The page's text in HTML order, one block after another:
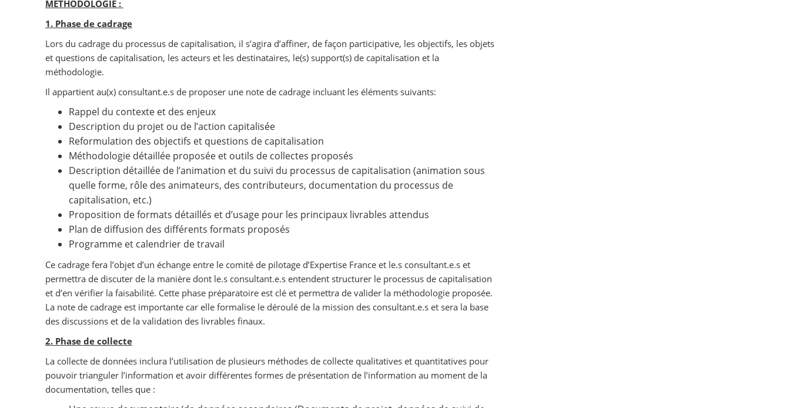
METHODOLOGIE :
1. Phase de cadrage
Lors du cadrage du processus de capitalisation, il s’agira d’affiner, de façon participative, les objectifs, les objets
et questions de capitalisation, les acteurs et les destinataires, le(s) support(s) de capitalisation et la
méthodologie.
Il appartient au(x) consultant.e.s de proposer une note de cadrage incluant les éléments suivants:
Rappel du contexte et des enjeux
Description du projet ou de l’action capitalisée
Reformulation des objectifs et questions de capitalisation
Méthodologie détaillée proposée et outils de collectes proposés
Description détaillée de l’animation et du suivi du processus de capitalisation (animation sous
quelle forme, rôle des animateurs, des contributeurs, documentation du processus de
capitalisation, etc.)
Proposition de formats détaillés et d’usage pour les principaux livrables attendus
Plan de diffusion des différents formats proposés
Programme et calendrier de travail
Ce cadrage fera l’objet d’un échange entre le comité de pilotage d’Expertise France et le.s consultant.e.s et
permettra de discuter de la manière dont le.s consultant.e.s entendent structurer le processus de capitalisation
et d’en vérifier la faisabilité. Cette phase préparatoire est clé et permettra de valider la méthodologie proposée.
La note de cadrage est importante car elle formalise le déroulé de la mission des consultant.e.s et sera la base
des discussions et de la validation des livrables finaux.
2. Phase de collecte
La collecte de données inclura l’utilisation de plusieurs méthodes de collecte qualitatives et quantitatives pour
pouvoir trianguler l’information et avoir différentes formes de présentation de l’information au moment de la
documentation, telles que :